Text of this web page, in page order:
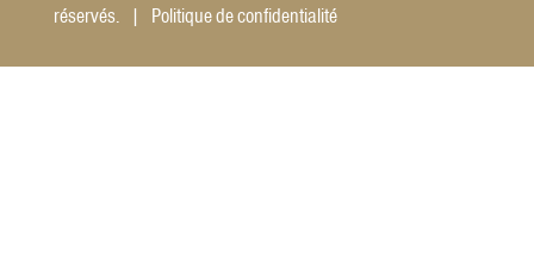
réservés. | Politique de confidentialité